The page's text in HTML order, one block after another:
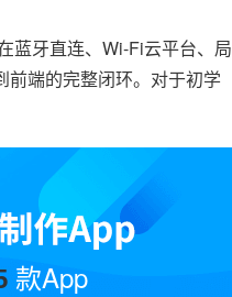
蓝牙直连、Wi-Fi云平台、局
前端的完整闭环。对于初学
款App